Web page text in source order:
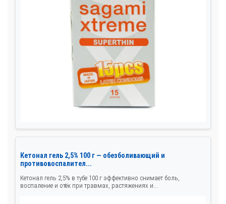
Кетонал гель 2,5% 100 г — обезболивающий и
противовоспалител...
Кетонал гель 2,5% в тубе 100 г эффективно снимает боль,
воспаление и отёк при травмах, растяжениях и...